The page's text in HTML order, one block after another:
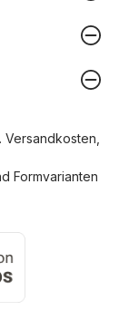
Versandkosten
Formvarianten